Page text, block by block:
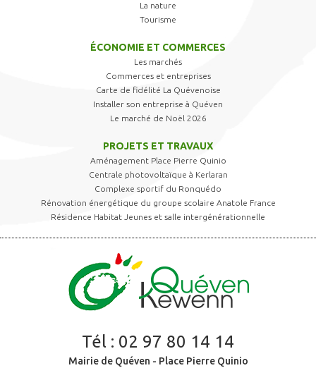
La nature
Tourisme
ÉCONOMIE ET COMMERCES
Les marchés
Commerces et entreprises
Carte de fidélité La Quévenoise
Installer son entreprise à Quéven
Le marché de Noël 2026
PROJETS ET TRAVAUX
Aménagement Place Pierre Quinio
Centrale photovoltaïque à Kerlaran
Complexe sportif du Ronquédo
Rénovation énergétique du groupe scolaire Anatole France
Résidence Habitat Jeunes et salle intergénérationnelle
Tél : 02 97 80 14 14
Mairie de Quéven - Place Pierre Quinio